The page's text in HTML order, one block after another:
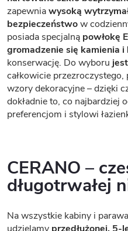
zapewniawysoką
bezpieczeństwow
posiada specjalną powłokę
gromadzenie się kamienia i
konserwację. Do wyboru
całkowicie
wzory dekoracyjne – dzięki
dokładnie to, co najbardziej
preferencjom i stylowi
CERANO –
długotrwałej
Na wszystkie kabiny i